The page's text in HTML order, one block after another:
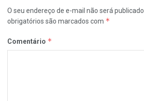
O seu endereço de e-mail não será publicado.
obrigatórios são marcados com *
Comentário *